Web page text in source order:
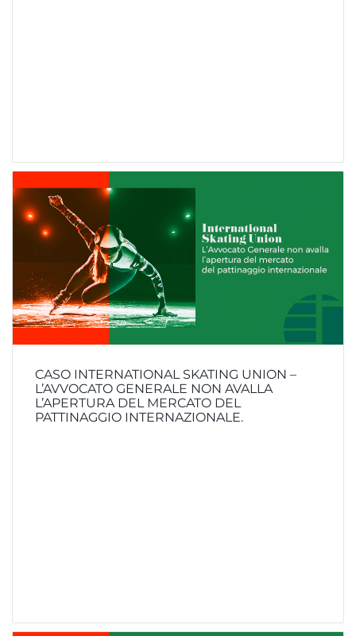
CASO INTERNATIONAL SKATING UNION –
L’AVVOCATO GENERALE NON AVALLA
L’APERTURA DEL MERCATO DEL
PATTINAGGIO INTERNAZIONALE.